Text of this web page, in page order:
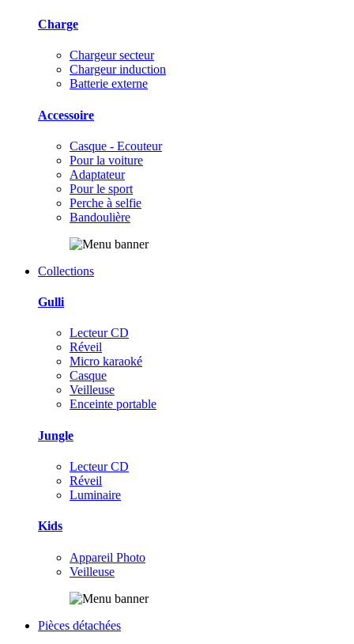
Charge
Chargeur secteur
Chargeur induction
Batterie externe
Accessoire
Casque - Ecouteur
Pour la voiture
Adaptateur
Pour le sport
Perche à selfie
Bandoulière
Collections
Gulli
Lecteur CD
Réveil
Micro karaoké
Casque
Veilleuse
Enceinte portable
Jungle
Lecteur CD
Réveil
Luminaire
Kids
Appareil Photo
Veilleuse
Pièces détachées